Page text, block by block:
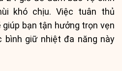
khó chịu. Việc tuân thủ
bạn tận hưởng trọn vẹn
bình giữ nhiệt đa năng này